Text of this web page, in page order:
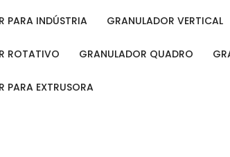
PARA INDÚSTRIA GRANULADOR VERTICAL
ROTATIVO GRANULADOR QUADRO
PARA EXTRUSORA